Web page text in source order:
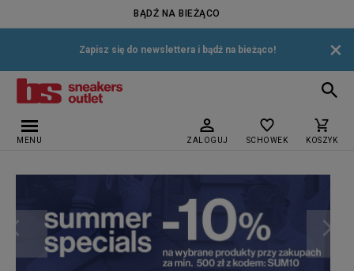
BĄDŹ NA BIEŻĄCO
Zapisz się do newslettera i bądź na bieżąco! ×
MENU ZALOGUJ SCHOWEK KOSZYK